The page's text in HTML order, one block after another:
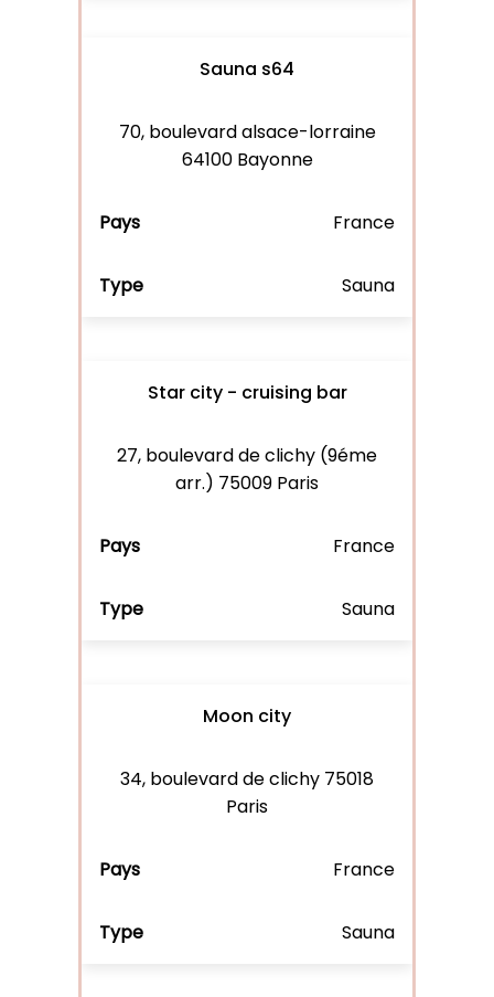
Sauna s64
70, boulevard alsace-lorraine
64100 Bayonne
France
Sauna
Star city - cruising bar
27, boulevard de clichy (9éme
arr.) 75009 Paris
France
Sauna
Moon city
34, boulevard de clichy 75018
Paris
France
Sauna